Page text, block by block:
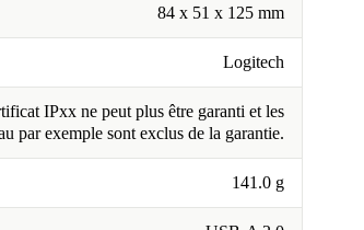
84 x 51 x 125 mm
Logitech
IPxx ne peut plus être garanti et les
par exemple sont exclus de la garantie.
141.0 g